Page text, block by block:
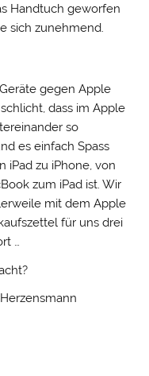
Handtuch geworfen
sich zunehmend.
gegen Apple
dass im Apple
so
es einfach Spass
iPad zu iPhone, von
zum iPad ist. Wir
mit dem Apple
für uns drei
…